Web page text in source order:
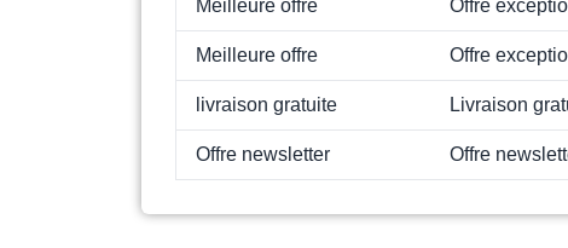
Meilleure offre Offre
Meilleure offre Offre
livraison gratuite Livraison
Offre newsletter Offre